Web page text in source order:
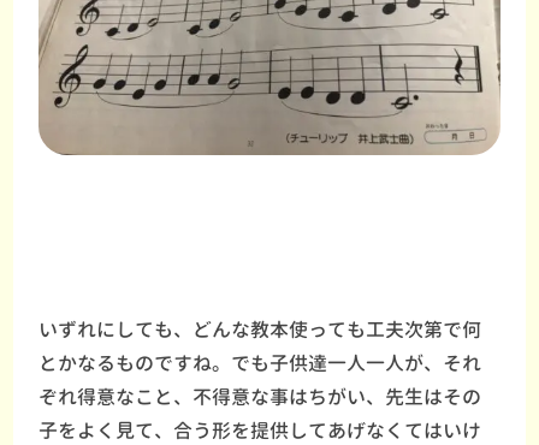
いずれにしても、どんな教本使っても工夫次第で何
とかなるものですね。でも子供達一人一人が、それ
ぞれ得意なこと、不得意な事はちがい、先生はその
子をよく見て、合う形を提供してあげなくてはいけ